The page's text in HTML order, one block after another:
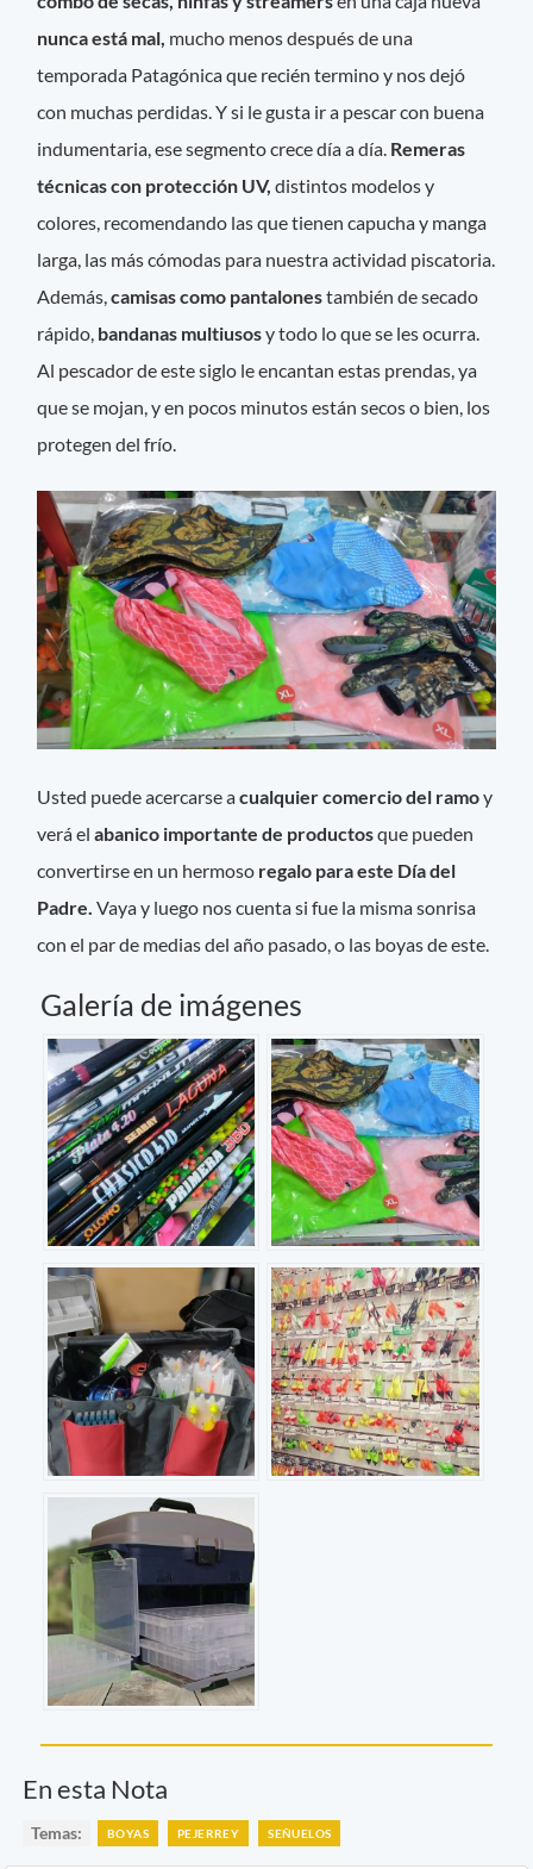
nunca está mal, mucho menos después de una
temporada Patagónica que recién termino y nos dejó
con muchas perdidas. Y si le gusta ir a pescar con buena
indumentaria, ese segmento crece día a día. Remeras
técnicas con protección UV,distintos modelos y
colores, recomendando las que tienen capucha y manga
larga, las más cómodas para nuestra actividad piscatoria.
Además,camisas como pantalonestambién de secado
rápido, bandanas multiusosy todo lo que se les ocurra.
Al pescador de este siglo le encantan estas prendas, ya
que se mojan, y en pocos minutos están secos o bien, los
protegen del frío.
Usted puede acercarse acualquier comercio del ramoy
verá elabanico importante de productosque pueden
convertirse en un hermoso regalo para este Día del
Padre.Vaya y luego nos cuenta si fue la misma sonrisa
con el par de medias del año pasado, o las boyas de este.
Galería de imágenes
En esta Nota
Temas: BOYAS PEJERREY SEÑUELOS